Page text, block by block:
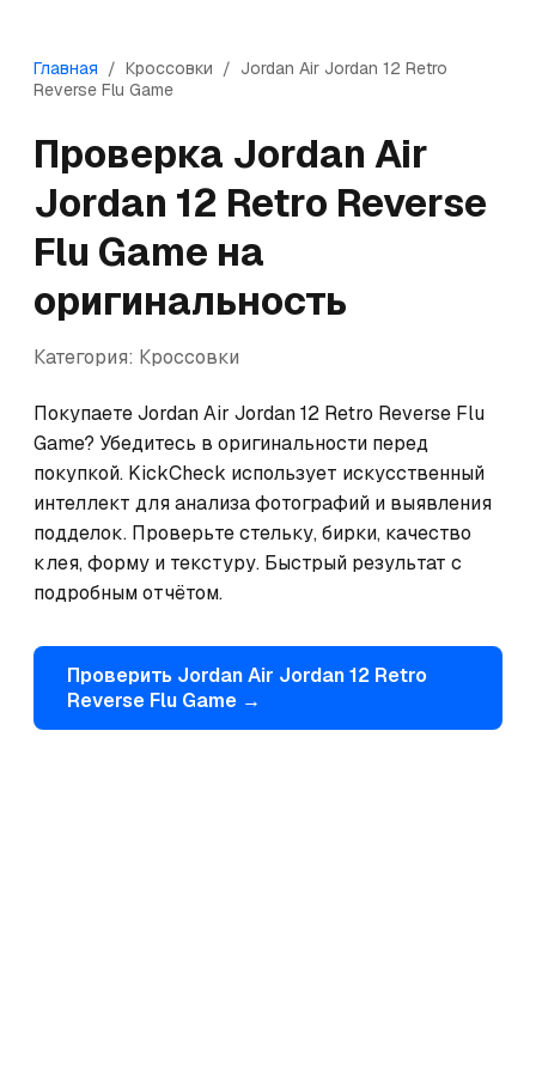
Главная / Кроссовки / Jordan Air Jordan 12 Retro
Reverse Flu Game
Проверка Jordan Air
Jordan 12 Retro Reverse
Flu Game на
оригинальность
Категория: Кроссовки
Покупаете Jordan Air Jordan 12 Retro Reverse Flu
Game? Убедитесь в оригинальности перед
покупкой. KickCheck использует искусственный
интеллект для анализа фотографий и выявления
подделок. Проверьте стельку, бирки, качество
клея, форму и текстуру. Быстрый результат с
подробным отчётом.
Проверить JordanAir Jordan 12 Retro
Reverse Flu Game →